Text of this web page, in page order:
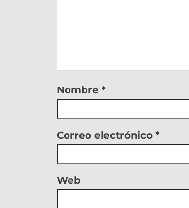
Nombre *
Correo electrónico *
Web